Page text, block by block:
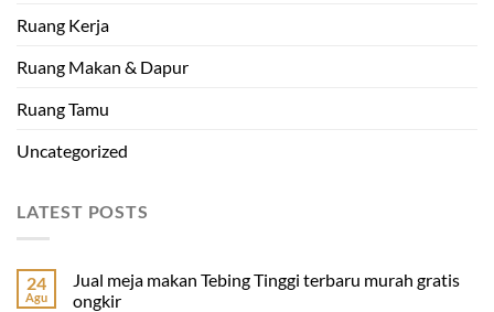
Ruang Kerja
Ruang Makan & Dapur
Ruang Tamu
Uncategorized
LATEST POSTS
24
Agu
Jual meja makan Tebing Tinggi terbaru murah gratis
ongkir